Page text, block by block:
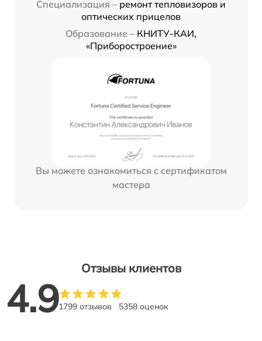
Специализация – ремонт тепловизоров и
оптических прицелов
Образование – КНИТУ-КАИ,
«Приборостроение»
Вы можете ознакомиться с сертификатом
мастера
Отзывы клиентов
4.91799 отзывов 5358 оценок